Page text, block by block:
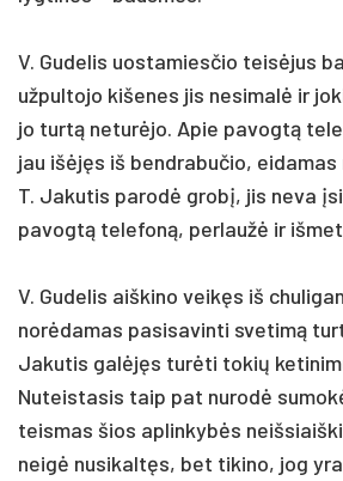
V. Gu­de­lis uos­ta­mies­čio teisė­jus
už­pul­to­jo ki­še­nes jis ne­si­malė ir
jo turtą ne­turė­jo. Apie pa­vogtą
jau išė­jęs iš bend­ra­bu­čio, ei­damas
T. Ja­ku­tis pa­rodė grobį, jis ne­va
pa­vogtą te­le­foną, per­laužė ir
V. Gu­de­lis aiš­ki­no veikęs iš
norė­da­mas pa­si­sa­vin­ti sve­timą
Ja­ku­tis galėjęs turė­ti to­kių
Nu­teis­ta­sis taip pat nu­rodė
teis­mas šios ap­lin­kybės
neigė nu­si­kaltęs, bet ti­ki­no, jog